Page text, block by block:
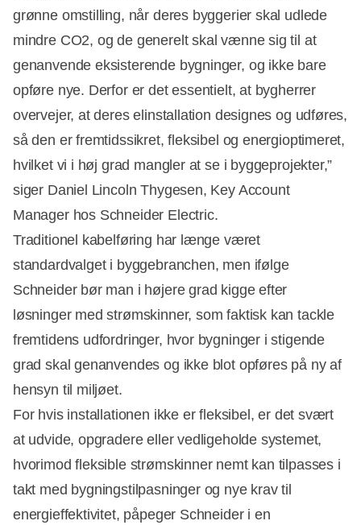
grønne omstilling, når deres byggerier skal udlede
mindre CO2, og de generelt skal vænne sig til at
genanvende eksisterende bygninger, og ikke bare
opføre nye. Derfor er det essentielt, at bygherrer
overvejer, at deres elinstallation designes og udføres,
så den er fremtidssikret, fleksibel og energioptimeret,
hvilket vi i høj grad mangler at se i byggeprojekter,”
siger Daniel Lincoln Thygesen, Key Account
Manager hos Schneider Electric.
Annonce
Traditionel kabelføring har længe været
standardvalget i byggebranchen, men ifølge
Schneider bør man i højere grad kigge efter
løsninger med strømskinner, som faktisk kan tackle
fremtidens udfordringer, hvor bygninger i stigende
grad skal genanvendes og ikke blot opføres på ny af
hensyn til miljøet.
For hvis installationen ikke er fleksibel, er det svært
at udvide, opgradere eller vedligeholde systemet,
hvorimod fleksible strømskinner nemt kan tilpasses i
takt med bygningstilpasninger og nye krav til
energieffektivitet, påpeger Schneider i en